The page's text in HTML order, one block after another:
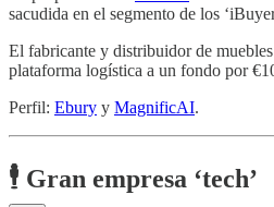
sacudida en el segmento de los
El fabricante y distribuidor de muebles
plataforma logística a un fondo por
Perfil: Ebury y MagnificAI.
🕴️ Gran empresa ‘tech’